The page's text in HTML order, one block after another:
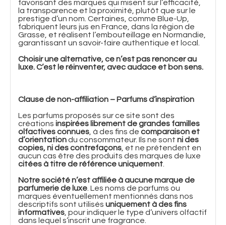
favorisant des marques qui misent sur l’efficacité,
la transparence et la proximité, plutôt que sur le
prestige d’un nom. Certaines, comme Blue-Up,
fabriquent leurs jus en France, dans la région de
Grasse, et réalisent l’embouteillage en Normandie,
garantissant un savoir-faire authentique et local.
Choisir une alternative, ce n’est pas renoncer au
luxe. C’est le réinventer, avec audace et bon sens.
Clause de non-affiliation – Parfums d’inspiration
Les parfums proposés sur ce site sont des
créations inspirées librement de grandes familles
olfactives connues , à des fins de comparaison et
d’orientationdu consommateur. Ils ne sont ni des
copies, ni des contrefaçons , et ne prétendent en
aucun cas être des produits des marques de luxe
citées à titre de référence uniquement
Notre société n’est affiliée à aucune marque de
parfumerie de luxe . Les noms de parfums ou
marques éventuellement mentionnés dans nos
descriptifs sont utilisés uniquement à des fins
informatives , pour indiquer le type d’univers olfactif
dans lequel s’inscrit une fragrance.